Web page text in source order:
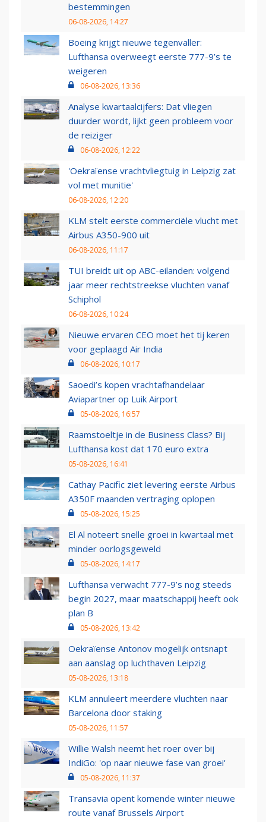
bestemmingen
06-08-2026, 14:27
Boeing krijgt nieuwe tegenvaller:
Lufthansa overweegt eerste 777-9’s te
weigeren
06-08-2026, 13:36
Analyse kwartaalcijfers: Dat vliegen
duurder wordt, lijkt geen probleem voor
de reiziger
06-08-2026, 12:22
'Oekraïense vrachtvliegtuig in Leipzig zat
vol met munitie'
06-08-2026, 12:20
KLM stelt eerste commerciële vlucht met
Airbus A350-900 uit
06-08-2026, 11:17
TUI breidt uit op ABC-eilanden: volgend
jaar meer rechtstreekse vluchten vanaf
Schiphol
06-08-2026, 10:24
Nieuwe ervaren CEO moet het tij keren
voor geplaagd Air India
06-08-2026, 10:17
Saoedi’s kopen vrachtafhandelaar
Aviapartner op Luik Airport
05-08-2026, 16:57
Raamstoeltje in de Business Class? Bij
Lufthansa kost dat 170 euro extra
05-08-2026, 16:41
Cathay Pacific ziet levering eerste Airbus
A350F maanden vertraging oplopen
05-08-2026, 15:25
El Al noteert snelle groei in kwartaal met
minder oorlogsgeweld
05-08-2026, 14:17
Lufthansa verwacht 777-9’s nog steeds
begin 2027, maar maatschappij heeft ook
plan B
05-08-2026, 13:42
Oekraïense Antonov mogelijk ontsnapt
aan aanslag op luchthaven Leipzig
05-08-2026, 13:18
KLM annuleert meerdere vluchten naar
Barcelona door staking
05-08-2026, 11:57
Willie Walsh neemt het roer over bij
IndiGo: 'op naar nieuwe fase van groei'
05-08-2026, 11:37
Transavia opent komende winter nieuwe
route vanaf Brussels Airport